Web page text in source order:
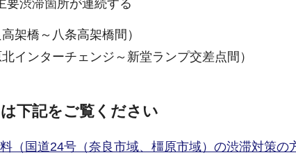
要渋滞箇所が連続する
架橋～八条高架橋間）
インターチェンジ～新堂ランプ交差点間）
下記をご覧ください
（国道24号（奈良市域、橿原市域）の渋滞対策の